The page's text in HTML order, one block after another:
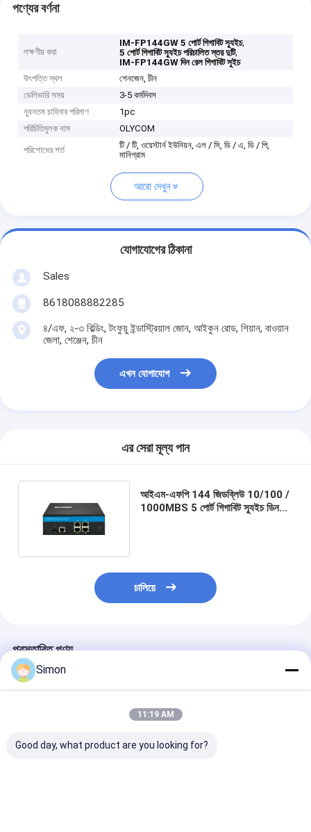
পণ্যের বর্ণনা
লক্ষণীয় করা
IM-FP144GW 5 পোর্ট গিগাবিট স্যুইচ,
5 পোর্ট গিগাবিট স্যুইচ পরিচালিত স্তর দুটি,
IM-FP144GW দিন রেল গিগাবিট সুইচ
উৎপত্তি স্থল
শেনজেন, চীন
ডেলিভারি সময়
3-5 কর্মদিবস
ন্যূনতম চাহিদার পরিমাণ
1pc
পরিচিতিমুলক নাম
OLYCOM
পরিশোধের শর্ত
টি / টি, ওয়েস্টার্ন ইউনিয়ন, এল / সি, ডি / এ, ডি / পি,
মানিগ্রাম
আরো দেখুন
যোগাযোগের ঠিকানা
Sales
8618088882285
৪/এফ, ২-৩ বিল্ডিং, টংফুয়ু ইন্ডাস্ট্রিয়াল জোন, আইকুন রোড, শিয়ান, বাওয়ান
জেলা, শেঞ্জেন, চীন
এখন যোগাযোগ
এর সেরা মূল্য পান
আইএম-এফপি 144 জিডব্লিউ 10/100 /
1000MBS 5 পোর্ট গিগাবিট স্যুইচ ডিন
চালিয়ে
প্রস্তাবিত পণ্য
Simon
11:19 AM
Good day, what product are you looking for?